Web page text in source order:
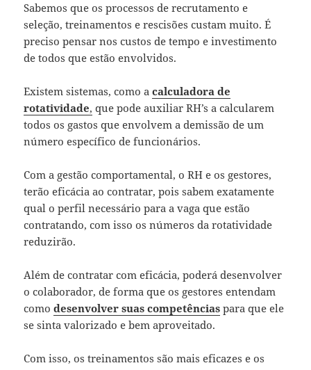
Sabemos que os processos de recrutamento e
seleção, treinamentos e rescisões custam muito. É
preciso pensar nos custos de tempo e investimento
de todos que estão envolvidos.
Existem sistemas, como acalculadora de
rotatividade, que pode auxiliar RH’s a calcularem
todos os gastos que envolvem a demissão de um
número específico de funcionários.
Com a gestão comportamental, o RH e os gestores,
terão eficácia ao contratar, pois sabem exatamente
qual o perfil necessário para a vaga que estão
contratando, com isso os números da rotatividade
reduzirão.
Além de contratar com eficácia, poderá desenvolver
o colaborador, de forma que os gestores entendam
comodesenvolver suas competências para que ele
se sinta valorizado e bem aproveitado.
Com isso, os treinamentos são mais eficazes e os